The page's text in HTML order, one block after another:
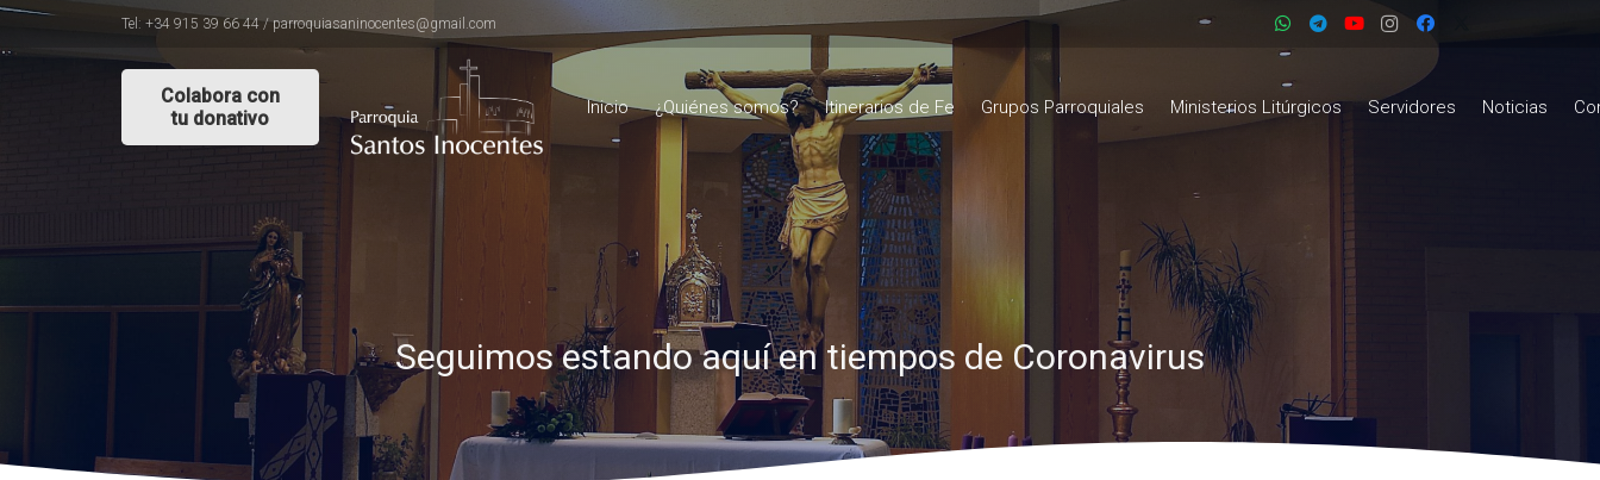
Tel: +34 915 39 66 44 / parroquiasaninocentes@gmail.com
Colabora con
tu donativo
Inicio ¿Quiénes somos? Itinerarios de Fe Grupos Parroquiales Ministerios Litúrgicos Servidores Noticias
Seguimos estando aquí en tiempos de Coronavirus